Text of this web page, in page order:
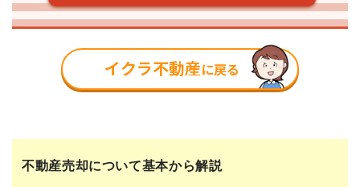
不動産売却について基本から解説